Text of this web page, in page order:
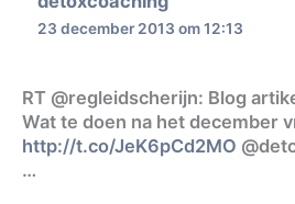
23 december 2013 om 12:13
RT @regleidscherijn: Blog
Wat te doen na het december
http://t.co/JeK6pCd2MO
…